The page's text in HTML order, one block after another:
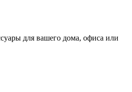
для вашего дома, офиса или